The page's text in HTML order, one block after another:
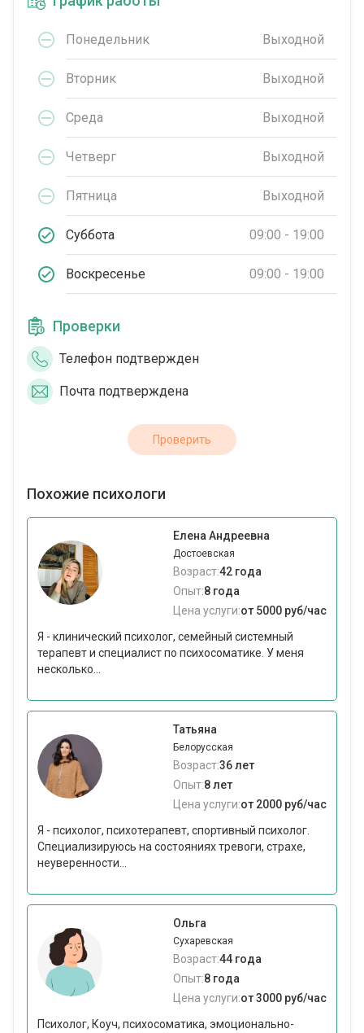
Понедельник Выходной
Вторник Выходной
Среда Выходной
Четверг Выходной
Пятница Выходной
Суббота 09:00 - 19:00
Воскресенье 09:00 - 19:00
Проверки
Телефон подтвержден
Почта подтверждена
Проверить
Похожие психологи
Елена Андреевна
Достоевская
Возраст:42 года
Опыт:8 года
Цена услуги:от 5000 руб/час
Я - клинический психолог, семейный системный
терапевт и специалист по психосоматике. У меня
несколько...
Татьяна
Белорусская
Возраст:36 лет
Опыт:8 лет
Цена услуги:от 2000 руб/час
Я - психолог, психотерапевт, спортивный психолог.
Специализируюсь на состояниях тревоги, страхе,
неуверенности...
Ольга
Сухаревская
Возраст:44 года
Опыт:8 года
Цена услуги:от 3000 руб/час
Психолог, Коуч, психосоматика, эмоционально-